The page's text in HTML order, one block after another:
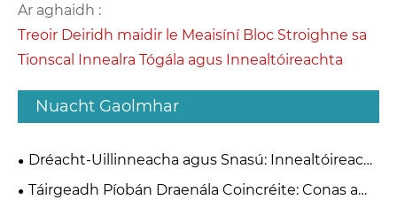
Ar aghaidh :
Treoir Deiridh maidir le Meaisíní Bloc Stroighne sa
Tionscal Innealra Tógála agus Innealtóireachta
Nuacht Gaolmhar
Dréacht-Uillinneacha agus Snasú: Innealtóireacht
le haghaidh Díshealbhú Bloc Réidh
Táirgeadh Píobán Draenála Coincréite: Conas a